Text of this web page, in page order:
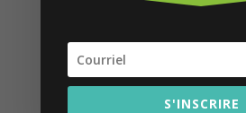
DEMANDES'INSCRIRE